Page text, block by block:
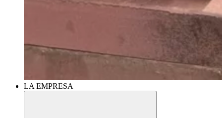
LA EMPRESA